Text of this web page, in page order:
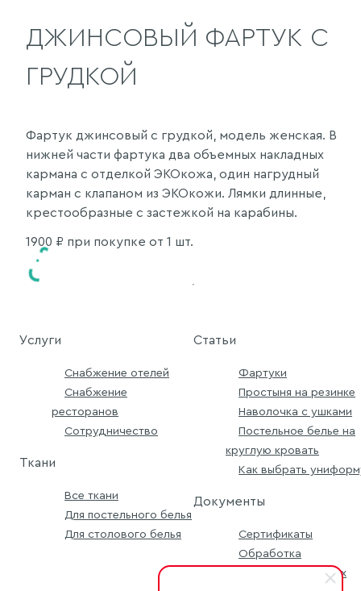
ДЖИНСОВЫЙ ФАРТУК С
ГРУДКОЙ
Фартук джинсовый с грудкой, модель женская. В
нижней части фартука два объемных накладных
кармана с отделкой ЭКОкожа, один нагрудный
карман с клапаном из ЭКОкожи. Лямки длинные,
крестообразные с застежкой на карабины.
1900 ₽ при покупке от 1 шт.
Услуги
Снабжение отелей
Снабжение
ресторанов
Сотрудничество
Ткани
Все ткани
Для постельного белья
Для столового белья
Статьи
Фартуки
Простыня на резинке
Наволочка с ушками
Постельное белье на
круглую кровать
Как выбрать
Документы
Сертификаты
Обработка
персональных данных